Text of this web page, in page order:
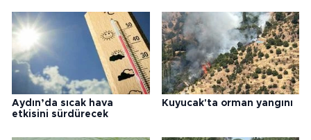
Aydın’da sıcak hava
etkisini sürdürecek
Kuyucak'ta orman yangını